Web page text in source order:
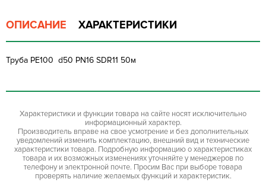
ОПИСАНИЕ ХАРАКТЕРИСТИКИ
Труба PE100 d50 PN16 SDR11 50м
Характеристики и функции товара на сайте носят исключительно
информационный характер.
Производитель вправе на свое усмотрение и без дополнительных
уведомлений изменить комплектацию, внешний вид и технические
характеристики товара. Подробную информацию о характеристиках
товара и их возможных изменениях уточняйте у менеджеров по
телефону и электронной почте. Просим Вас при выборе товара
проверять наличие желаемых функций и характеристик.